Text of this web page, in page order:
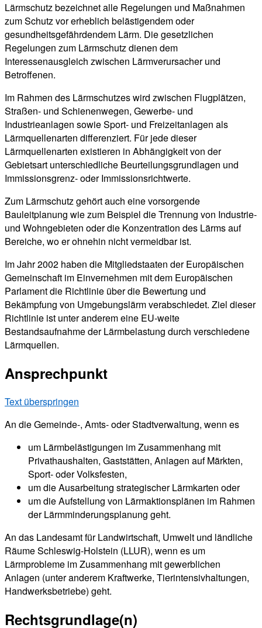
Lärmschutz bezeichnet alle Regelungen und Maßnahmen
zum Schutz vor erheblich belästigendem oder
gesundheitsgefährdendem Lärm. Die gesetzlichen
Regelungen zum Lärmschutz dienen dem
Interessenausgleich zwischen Lärmverursacher und
Betroffenen.
Im Rahmen des Lärmschutzes wird zwischen Flugplätzen,
Straßen- und Schienenwegen, Gewerbe- und
Industrieanlagen sowie Sport- und Freizeitanlagen als
Lärmquellenarten differenziert. Für jede dieser
Lärmquellenarten existieren in Abhängigkeit von der
Gebietsart unterschiedliche Beurteilungsgrundlagen und
Immissionsgrenz- oder Immissionsrichtwerte.
Zum Lärmschutz gehört auch eine vorsorgende
Bauleitplanung wie zum Beispiel die Trennung von Industrie-
und Wohngebieten oder die Konzentration des Lärms auf
Bereiche, wo er ohnehin nicht vermeidbar ist.
Im Jahr 2002 haben die Mitgliedstaaten der Europäischen
Gemeinschaft im Einvernehmen mit dem Europäischen
Parlament die Richtlinie über die Bewertung und
Bekämpfung von Umgebungslärm verabschiedet. Ziel dieser
Richtlinie ist unter anderem eine EU-weite
Bestandsaufnahme der Lärmbelastung durch verschiedene
Lärmquellen.
Ansprechpunkt
Text überspringen
An die Gemeinde-, Amts- oder Stadtverwaltung, wenn es
um Lärmbelästigungen im Zusammenhang mit
Privathaushalten, Gaststätten, Anlagen auf Märkten,
Sport- oder Volksfesten,
um die Ausarbeitung strategischer Lärmkarten oder
um die Aufstellung von Lärmaktionsplänen im Rahmen
der Lärmminderungsplanung geht.
An das Landesamt für Landwirtschaft, Umwelt und ländliche
Räume Schleswig-Holstein (LLUR), wenn es um
Lärmprobleme im Zusammenhang mit gewerblichen
Anlagen (unter anderem Kraftwerke, Tierintensivhaltungen,
Handwerksbetriebe) geht.
Rechtsgrundlage(n)